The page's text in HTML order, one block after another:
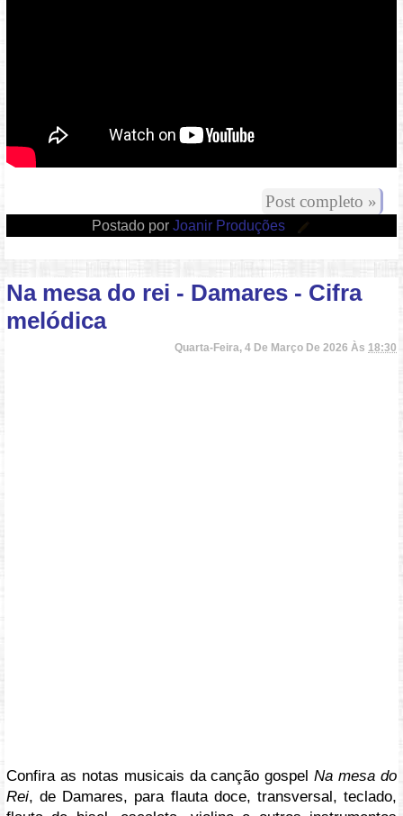
Post completo »
Postado por Joanir Produções
Na mesa do rei - Damares - Cifra
melódica
Quarta-Feira, 4 De Março De 2026 Às 18:30
Confira as notas musicais da canção gospelNa mesa do
Rei, de Damares, para flauta doce, transversal, teclado,